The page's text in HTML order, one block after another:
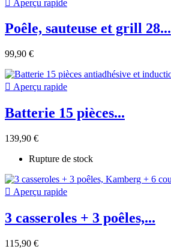
 Aperçu rapide
Poêle, sauteuse et grill 28...
99,90 €
 Aperçu rapide
Batterie 15 pièces...
139,90 €
Rupture de stock
 Aperçu rapide
3 casseroles + 3 poêles,...
115,90 €